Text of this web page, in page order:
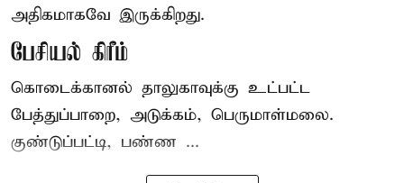
அதிகமாகவே இருக்கிறது.
பேசியல் கிரீம்
கொடைக்கானல் தாலுகாவுக்கு உட்பட்ட
பேத்துப்பாறை, அடுக்கம், பெருமாள்மலை.
குண்டுப்பட்டி, பண்ண ...